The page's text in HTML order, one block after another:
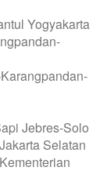
Yogyakarta
Jebres-Solo
Selatan